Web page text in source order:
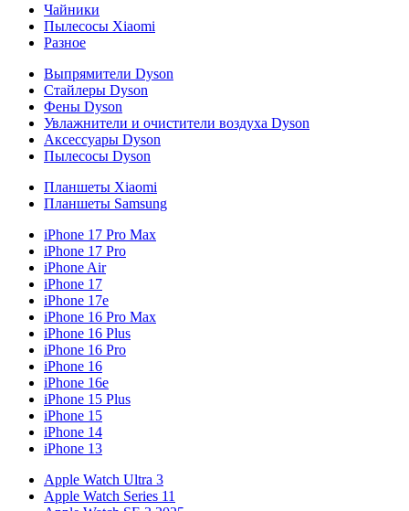
Чайники
Пылесосы Xiaomi
Разное
Выпрямители Dyson
Стайлеры Dyson
Фены Dyson
Увлажнители и очистители воздуха Dyson
Аксессуары Dyson
Пылесосы Dyson
Планшеты Xiaomi
Планшеты Samsung
iPhone 17 Pro Max
iPhone 17 Pro
iPhone Air
iPhone 17
iPhone 17e
iPhone 16 Pro Max
iPhone 16 Plus
iPhone 16 Pro
iPhone 16
iPhone 16e
iPhone 15 Plus
iPhone 15
iPhone 14
iPhone 13
Apple Watch Ultra 3
Apple Watch Series 11